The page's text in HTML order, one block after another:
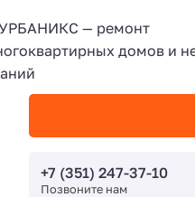
+7 (351) 247-37-10
Позвоните нам